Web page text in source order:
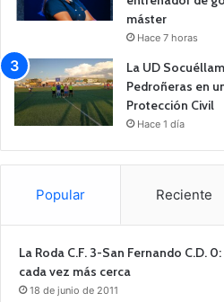
máster
Hace 7 horas
La UD
Pedroñeras en
Protección Civil
Hace 1 día
Popular Reciente
La Roda C.F. 3-San Fernando C.D.
cada vez más cerca
18 de junio de 2011